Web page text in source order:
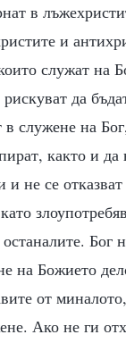
в
и
служат на
да
служене на
както и
и не се
на Божието
от
Ако не ги